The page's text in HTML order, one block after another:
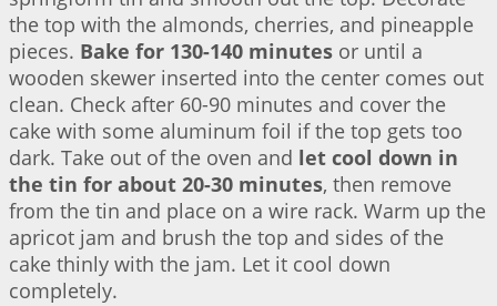
the top with the almonds, cherries, and pineapple
pieces. Bake for 130-140 minutes or until a
wooden skewer inserted into the center comes out
clean. Check after 60-90 minutes and cover the
cake with some aluminum foil if the top gets too
dark. Take out of the oven and let cool down in
the tin for about 20-30 minutes, then remove
from the tin and place on a wire rack. Warm up the
apricot jam and brush the top and sides of the
cake thinly with the jam. Let it cool down
completely.